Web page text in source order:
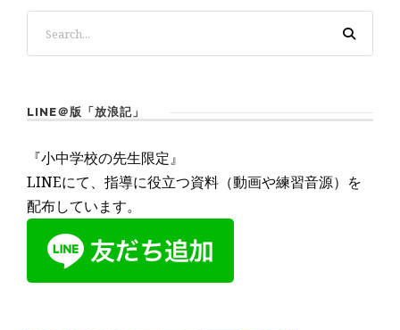
LINE＠版「放浪記」
『小中学校の先生限定』
LINEにて、指導に役立つ資料（動画や練習音源）を
配布しています。